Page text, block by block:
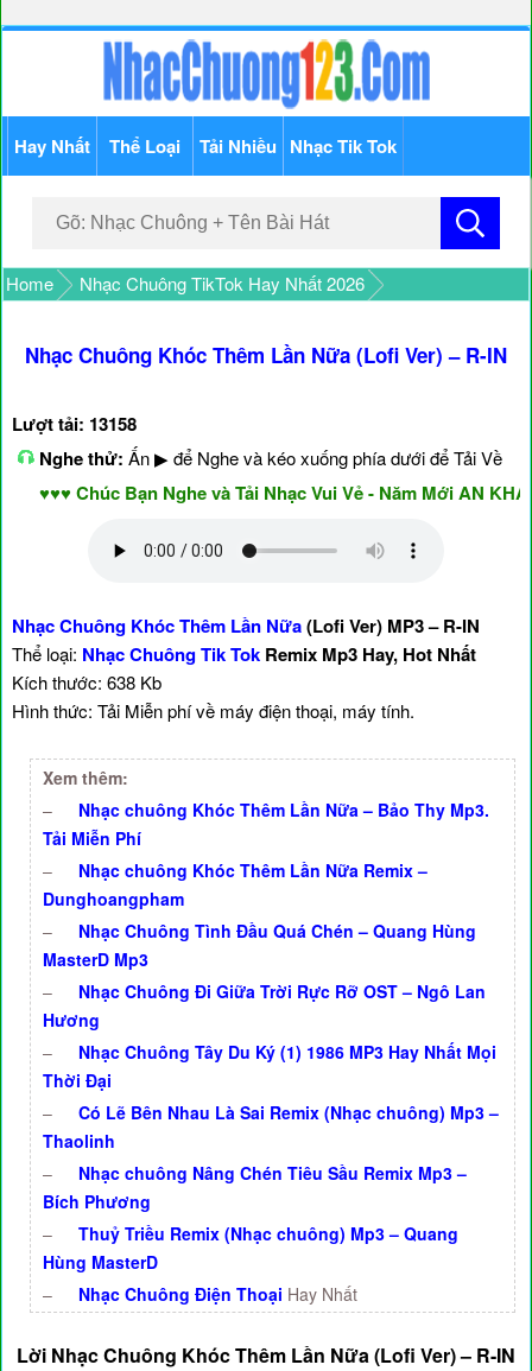
Hay Nhất Thể Loại Tải Nhiều Nhạc Tik Tok
Home Nhạc Chuông TikTok Hay Nhất 2026
Nhạc Chuông Khóc Thêm Lần Nữa (Lofi Ver) – R-IN
Lượt tải: 13158
Nghe thử: Ấn ▶ để Nghe và kéo xuống phía dưới để Tải Về
♥♥♥ Chúc Bạn Nghe và Tải Nhạc Vui Vẻ - Năm Mới AN KHANG
Nhạc Chuông Khóc Thêm Lần Nữa(Lofi Ver) MP3 – R-IN
Thể loại: Nhạc Chuông Tik Tok Remix Mp3 Hay, Hot Nhất
Kích thước: 638 Kb
Hình thức: Tải Miễn phí về máy điện thoại, máy tính.
Xem thêm:
–
Nhạc chuông Khóc Thêm Lần Nữa – Bảo Thy Mp3.
Tải Miễn Phí
–
Nhạc chuông Khóc Thêm Lần Nữa Remix –
Dunghoangpham
–
Nhạc Chuông Tình Đầu Quá Chén – Quang Hùng
MasterD Mp3
–
Nhạc Chuông Đi Giữa Trời Rực Rỡ OST – Ngô Lan
Hương
–
Nhạc Chuông Tây Du Ký (1) 1986 MP3 Hay Nhất Mọi
Thời Đại
–
Có Lẽ Bên Nhau Là Sai Remix (Nhạc chuông) Mp3 –
Thaolinh
–
Nhạc chuông Nâng Chén Tiêu Sầu Remix Mp3 –
Bích Phương
–
Thuỷ Triều Remix (Nhạc chuông) Mp3 – Quang
Hùng MasterD
–
Nhạc Chuông Điện Thoại Hay Nhất
Lời Nhạc Chuông Khóc Thêm Lần Nữa (Lofi Ver) – R-IN